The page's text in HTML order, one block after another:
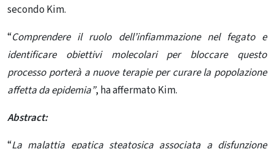
secondo Kim.
“Comprendere il ruolo dell’infiammazione nel fegato e
identificare obiettivi molecolariper bloccare questo
processo porterà a nuove terapie per curare la popolazione
affetta da epidemia”, ha affermato Kim.
Abstract:
“La malattia epatica steatosica associata a disfunzione